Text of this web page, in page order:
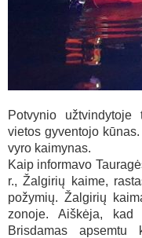
Potvynio
vietos gyventojo
vyro kaimynas.
Kaip informavo
r., Žalgirių kaime,
požymių. Žalgirių
zonoje. Aiškėja,
Brisdamas apsemtu